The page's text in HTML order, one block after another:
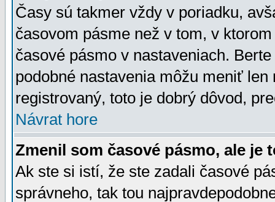
Časy sú takmer vždy v poriadku,
časovom pásme než v tom, v
časové pásmo v nastaveniach.
podobné nastavenia môžu meniť
registrovaný, toto je dobrý dôvod,
Návrat hore
Zmenil som časové pásmo, ale je
Ak ste si istí, že ste zadali časové
správneho, tak tou